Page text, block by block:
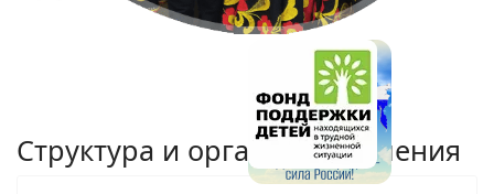
Структура и органы управления